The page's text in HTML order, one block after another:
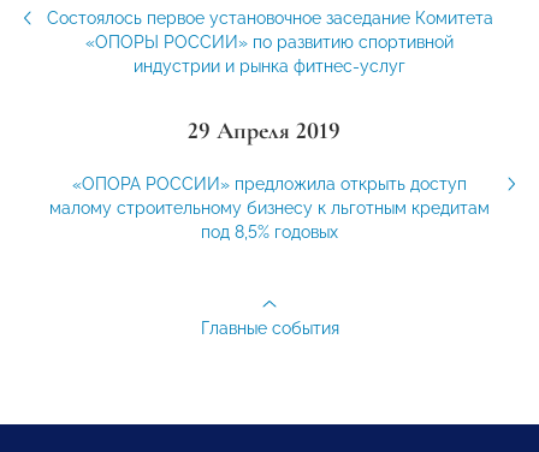
Состоялось первое установочное заседание Комитета
«ОПОРЫ РОССИИ» по развитию спортивной
индустрии и рынка фитнес-услуг
29 Апреля 2019
«ОПОРА РОССИИ» предложила открыть доступ
малому строительному бизнесу к льготным кредитам
под 8,5% годовых
Главные события